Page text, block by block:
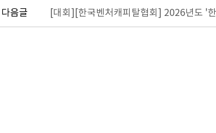
다음글 [대회][한국벤처캐피탈협회] 2026년도 '